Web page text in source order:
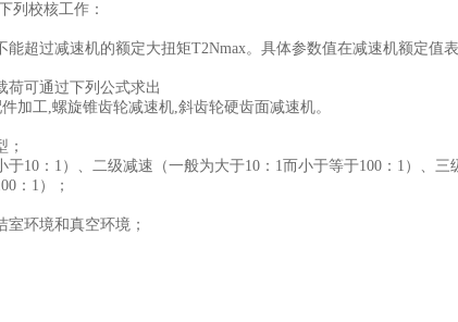
校核工作：
过减速机的额定大扭矩T2Nmax。具体参数值在减速机额定值表
可通过下列公式求出
工,螺旋锥齿轮减速机,斜齿轮硬齿面减速机。
：1）、二级减速（一般为大于10：1而小于等于100：1）、三
：1）；
环境和真空环境；